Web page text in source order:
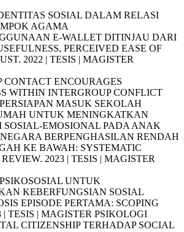
SOSIAL DALAM RELASI
AGAMA
E-WALLET DITINJAU DARI
PERCEIVED EASE OF
2022 | TESIS | MAGISTER
CONTACT ENCOURAGES
WITHIN INTERGROUP CONFLICT
MASUK SEKOLAH
UNTUK MENINGKATKAN
SOSIAL-EMOSIONAL PADA ANAK
BERPENGHASILAN RENDAH
KE BAWAH: SYSTEMATIC
2023 | TESIS | MAGISTER
UNTUK
KEBERFUNGSIAN SOSIAL
EPISODE PERTAMA: SCOPING
| TESIS | MAGISTER PSIKOLOGI
CITIZENSHIP TERHADAP SOCIAL